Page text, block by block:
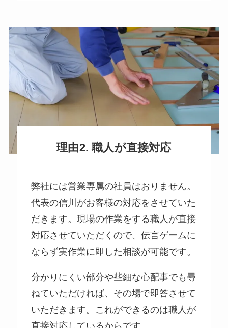
理由2. 職人が直接対応
弊社には営業専属の社員はおりません。
代表の信川がお客様の対応をさせていた
だきます。現場の作業をする職人が直接
対応させていただくので、伝言ゲームに
ならず実作業に即した相談が可能です。
分かりにくい部分や些細な心配事でも尋
ねていただければ、その場で即答させて
いただきます。これができるのは職人が
直接対応しているからです。